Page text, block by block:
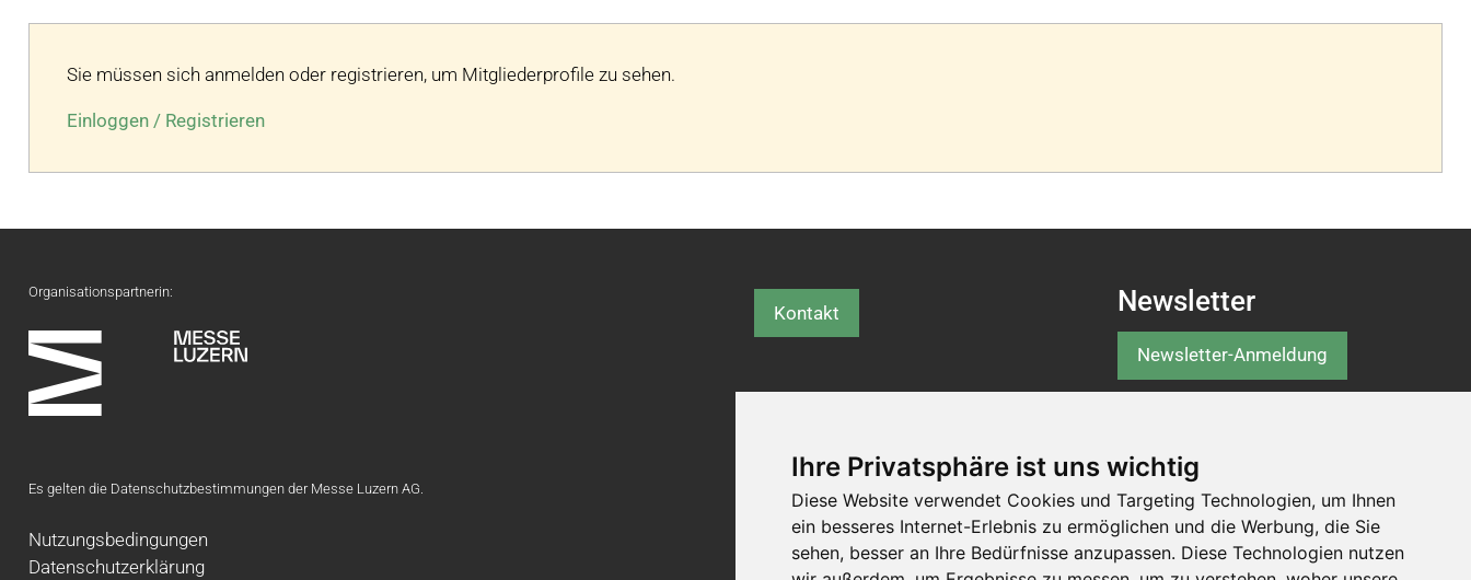
Ihre Privatsphäre ist uns wichtig
Diese Website verwendet Cookies und Targeting Technologien, um Ihnen
ein besseres Internet-Erlebnis zu ermöglichen und die Werbung, die Sie
sehen, besser an Ihre Bedürfnisse anzupassen. Diese Technologien nutzen
Sie müssen sich anmelden oder registrieren, um Mitgliederprofile zu sehen.
Einloggen / Registrieren
Organisationspartnerin:
Es gelten die Datenschutzbestimmungen der Messe Luzern AG.
Nutzungsbedingungen
Datenschutzerklärung
Kontakt Newsletter
Newsletter-Anmeldung
Folgen Sie der Swiss
Abilities